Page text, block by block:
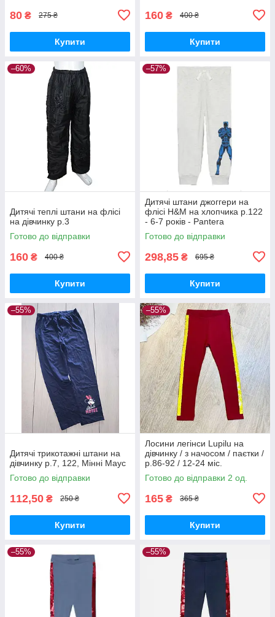
80 ₴ 275 ₴
Купити
160 ₴ 400 ₴
Купити
–60%
Дитячі теплі штани на флісі
на дівчинку р.3
Готово до відправки
160 ₴ 400 ₴
Купити
–57%
Дитячі штани джоггери на
флісі H&M на хлопчика р.122
- 6-7 років - Pantera
Готово до відправки
298,85 ₴ 695 ₴
Купити
–55%
Дитячі трикотажні штани на
дівчинку р.7, 122, Мінні Маус
Готово до відправки
112,50 ₴ 250 ₴
Купити
–55%
Лосини легінси Lupilu на
дівчинку / з начосом / паєтки /
р.86-92 / 12-24 міс.
Готово до відправки 2 од.
165 ₴ 365 ₴
Купити
–55% –55%